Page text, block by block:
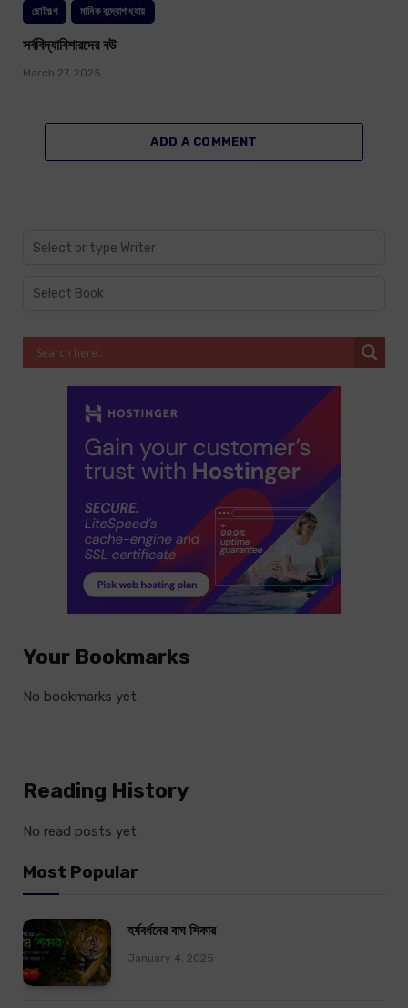
ছোটগল্প মানিক বন্দ্যোপাধ্যায়
সর্ববিদ্যাবিশারদের বউ
March 27, 2025
ADD A COMMENT
Your Bookmarks
No bookmarks yet.
Reading History
No read posts yet.
Most Popular
হর্ষবর্ধনের বাঘ শিকার
January 4, 2025